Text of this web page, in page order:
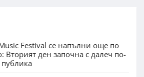
Music Festival се напълни още по
Вторият ден започна с далеч по-